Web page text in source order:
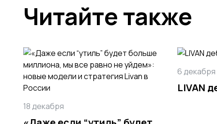
Читайте также
18 декабря
6 декабря
LIVAN